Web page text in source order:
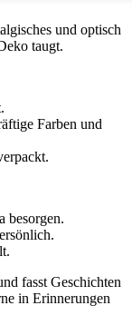
und optisch
taugt.
Farben und
besorgen.
fasst Geschichten
in Erinnerungen